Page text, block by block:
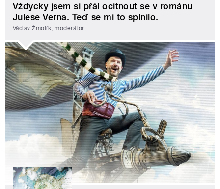
Vždycky jsem si přál ocitnout se v románu
Julese Verna. Teď se mi to splnilo.
Václav Žmolík, moderátor